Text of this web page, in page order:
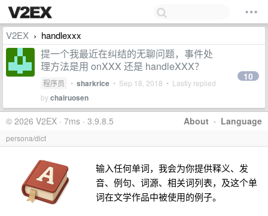
V2EX › handlexxx
提一个我最近在纠结的无聊问题，事件处
理方法是用 onXXX 还是 handleXXX？
程序员 • sharkrice • Sep 18, 2018 • Lastly replied
bychairuosen
10
About · Language
© 2026 V2EX · 7ms · 3.9.8.5
persona/dict
输入任何单词，我会为你提供释义、发
音、例句、词源、相关词列表，及这个单
词在文学作品中被使用的例子。